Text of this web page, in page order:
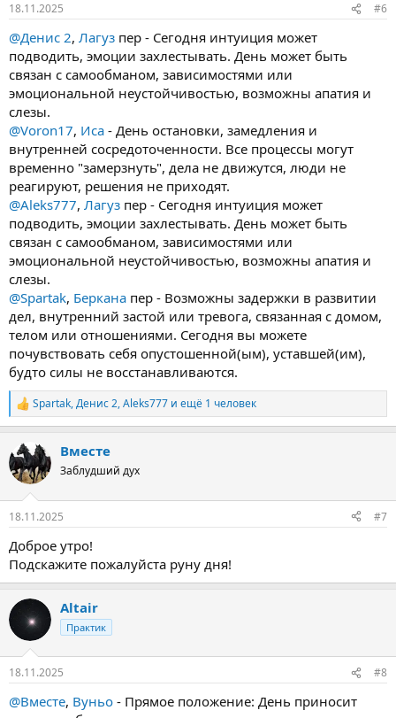
18.11.2025 #6
@Денис 2, Лагуз пер - Сегодня интуиция может
подводить, эмоции захлестывать. День может быть
связан с самообманом, зависимостями или
эмоциональной неустойчивостью, возможны апатия и
слезы.
@Voron17, Иса - День остановки, замедления и
внутренней сосредоточенности. Все процессы могут
временно "замерзнуть", дела не движутся, люди не
реагируют, решения не приходят.
@Aleks777, Лагуз пер - Сегодня интуиция может
подводить, эмоции захлестывать. День может быть
связан с самообманом, зависимостями или
эмоциональной неустойчивостью, возможны апатия и
слезы.
@Spartak, Беркана пер - Возможны задержки в развитии
дел, внутренний застой или тревога, связанная с домом,
телом или отношениями. Сегодня вы можете
почувствовать себя опустошенной(ым), уставшей(им),
будто силы не восстанавливаются.
Р
е
к
ц
и
Spartak,Денис 2,Aleks777 и ещё 1 человек
Вместе
Заблудший дух
18.11.2025 #7
Доброе утро!
Подскажите пожалуйста руну дня!
Altair
Практик
18.11.2025 #8
@Вместе, Вуньо - Прямое положение: День приносит